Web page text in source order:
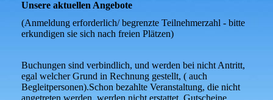
Unsere aktuellen Angebote
(Anmeldung erforderlich/ begrenzte Teilnehmerzahl - bitte
erkundigen sie sich nach freien Plätzen)
Buchungen sind verbindlich, und werden bei nicht Antritt,
egal welcher Grund in Rechnung gestellt, ( auch
Begleitpersonen).Schon bezahlte Veranstaltung, die nicht